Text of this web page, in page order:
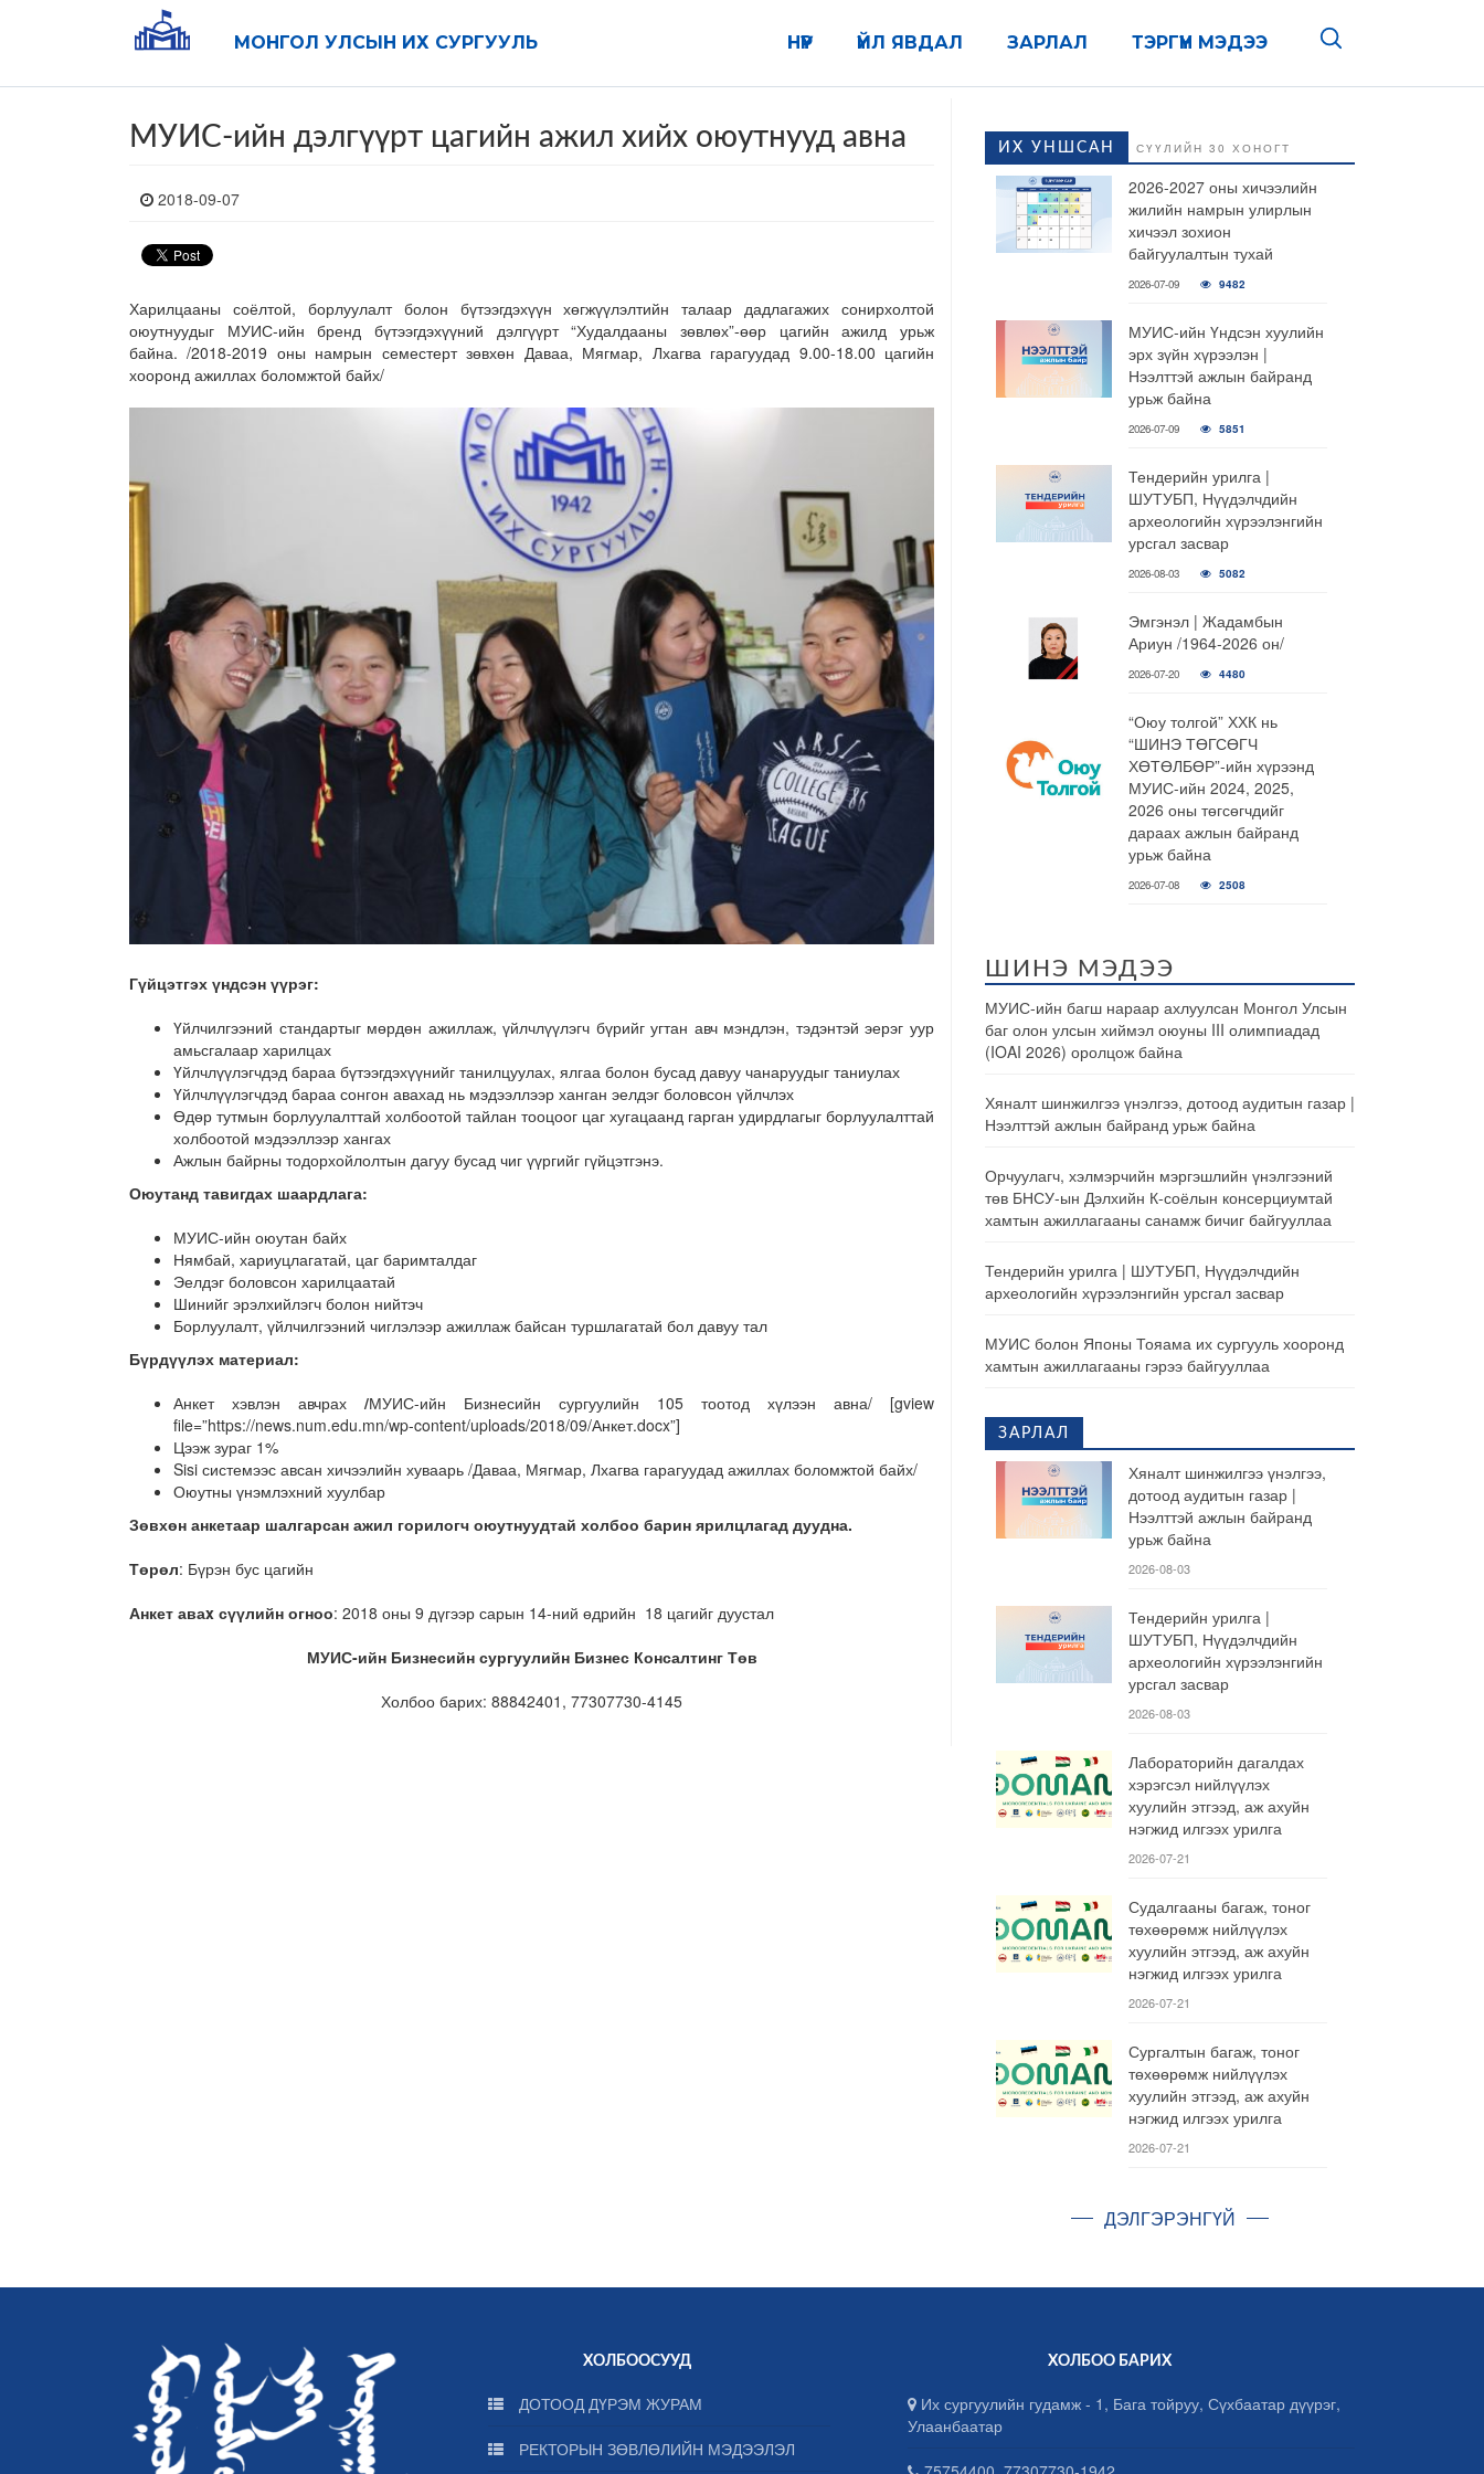
МОНГОЛ УЛСЫН ИХ СУРГУУЛЬ ТЭРГҮҮН МЭДЭЭ
ЗАРЛАЛ
ҮЙЛ ЯВДАЛ
НҮҮР
МУИС-ийн дэлгүүрт цагийн ажил хийх оюутнууд авна
2018-09-07
Харилцааны соёлтой, борлуулалт болон бүтээгдэхүүн хөгжүүлэлтийн талаар дадлагажих сонирхолтой
оюутнуудыг МУИС-ийн бренд бүтээгдэхүүний дэлгүүрт “Худалдааны зөвлөх”-өөр цагийн ажилд урьж
байна. /2018-2019 оны намрын семестерт зөвхөн Даваа, Мягмар, Лхагва гарагуудад 9.00-18.00 цагийн
хооронд ажиллах боломжтой байх/
Гүйцэтгэх үндсэн үүрэг:
Үйлчилгээний стандартыг мөрдөн ажиллаж, үйлчлүүлэгч бүрийг угтан авч мэндлэн, тэдэнтэй эерэг уур
амьсгалаар харилцах
Үйлчлүүлэгчдэд бараа бүтээгдэхүүнийг танилцуулах, ялгаа болон бусад давуу чанаруудыг таниулах
Үйлчлүүлэгчдэд бараа сонгон авахад нь мэдээллээр ханган эелдэг боловсон үйлчлэх
Өдөр тутмын борлуулалттай холбоотой тайлан тооцоог цаг хугацаанд гарган удирдлагыг борлуулалттай
холбоотой мэдээллээр хангах
Ажлын байрны тодорхойлолтын дагуу бусад чиг үүргийг гүйцэтгэнэ.
Оюутанд тавигдах шаардлага:
МУИС-ийн оюутан байх
Нямбай, хариуцлагатай, цаг баримталдаг
Эелдэг боловсон харилцаатай
Шинийг эрэлхийлэгч болон нийтэч
Борлуулалт, үйлчилгээний чиглэлээр ажиллаж байсан туршлагатай бол давуу тал
Бүрдүүлэх материал:
Анкет хэвлэн авчрах /МУИС-ийн Бизнесийн сургуулийн 105 тоотод хүлээн авна/ [gview
file=”https://news.num.edu.mn/wp-content/uploads/2018/09/Анкет.docx”]
Цээж зураг 1%
Sisi системээс авсан хичээлийн хуваарь /Даваа, Мягмар, Лхагва гарагуудад ажиллах боломжтой байх/
Оюутны үнэмлэхний хуулбар
Зөвхөн анкетаар шалгарсан ажил горилогч оюутнуудтай холбоо барин ярилцлагад дуудна.
Төрөл: Бүрэн бус цагийн
Анкет аваx сүүлийн огноо: 2018 оны 9 дүгээр сарын 14-ний өдрийн 18 цагийг дуустал
МУИС-ийн Бизнесийн сургуулийн Бизнес Консалтинг Төв
Холбоо барих: 88842401, 77307730-4145
ИХ УНШСАН СҮҮЛИЙН 30 ХОНОГТ
2026-2027 оны хичээлийн
жилийн намрын улирлын
хичээл зохион
байгуулалтын тухай
2026-07-09 9482
МУИС-ийн Үндсэн хуулийн
эрх зүйн хүрээлэн |
Нээлттэй ажлын байранд
урьж байна
2026-07-09 5851
Тендерийн урилга |
ШУТУБП, Нүүдэлчдийн
археологийн хүрээлэнгийн
урсгал засвар
2026-08-03 5082
Эмгэнэл | Жадамбын
Ариун /1964-2026 он/
2026-07-20 4480
“Оюу толгой” ХХК нь
“ШИНЭ ТӨГСӨГЧ
ХӨТӨЛБӨР”-ийн хүрээнд
МУИС-ийн 2024, 2025,
2026 оны төгсөгчдийг
дараах ажлын байранд
урьж байна
2026-07-08 2508
ШИНЭ МЭДЭЭ
МУИС-ийн багш нараар ахлуулсан Монгол Улсын
баг олон улсын хиймэл оюуны III олимпиадад
(IOAI 2026) оролцож байна
Хяналт шинжилгээ үнэлгээ, дотоод аудитын газар |
Нээлттэй ажлын байранд урьж байна
Орчуулагч, хэлмэрчийн мэргэшлийн үнэлгээний
төв БНСУ-ын Дэлхийн К-соёлын консерциумтай
хамтын ажиллагааны санамж бичиг байгууллаа
Тендерийн урилга | ШУТУБП, Нүүдэлчдийн
археологийн хүрээлэнгийн урсгал засвар
МУИС болон Японы Тояама их сургууль хооронд
хамтын ажиллагааны гэрээ байгууллаа
ЗАРЛАЛ
Хяналт шинжилгээ үнэлгээ,
дотоод аудитын газар |
Нээлттэй ажлын байранд
урьж байна
2026-08-03
Тендерийн урилга |
ШУТУБП, Нүүдэлчдийн
археологийн хүрээлэнгийн
урсгал засвар
2026-08-03
Лабораторийн дагалдах
хэрэгсэл нийлүүлэх
хуулийн этгээд, аж ахуйн
нэгжид илгээх урилга
2026-07-21
Судалгааны багаж, тоног
төхөөрөмж нийлүүлэх
хуулийн этгээд, аж ахуйн
нэгжид илгээх урилга
2026-07-21
Сургалтын багаж, тоног
төхөөрөмж нийлүүлэх
хуулийн этгээд, аж ахуйн
нэгжид илгээх урилга
2026-07-21
ДЭЛГЭРЭНГҮЙ
ХОЛБООСУУД
ДОТООД ДҮРЭМ ЖУРАМ
РЕКТОРЫН ЗӨВЛӨЛИЙН МЭДЭЭЛЭЛ
ХОЛБОО БАРИХ
Их сургуулийн гудамж - 1, Бага тойруу, Сүхбаатар дүүрэг,
Улаанбаатар